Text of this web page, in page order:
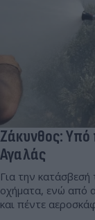
Ζάκυνθος:
Αγαλάς
Για την
οχήματα, ενώ από
και πέντε